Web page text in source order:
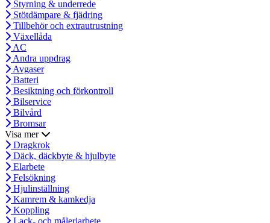
Styrning & underrede
Stötdämpare & fjädring
Tillbehör och extrautrustning
Växellåda
AC
Andra uppdrag
Avgaser
Batteri
Besiktning och förkontroll
Bilservice
Bilvård
Bromsar
Visa mer
Dragkrok
Däck, däckbyte & hjulbyte
Elarbete
Felsökning
Hjulinställning
Kamrem & kamkedja
Koppling
Lack- och måleriarbete